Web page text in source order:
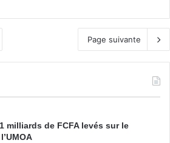
Page suivante
milliards de FCFA levés sur le